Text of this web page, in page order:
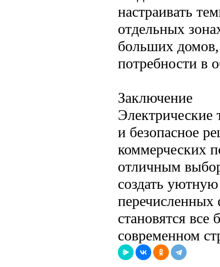
настраивать
отдельных
больших
потребности в
Заключение
и безопасное
коммерческих
отличным
создать
перечисленных
становятся
современном